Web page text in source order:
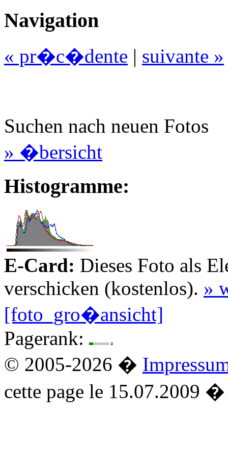
Navigation
« pr�c�dente | suivante »
Suchen nach neuen Fotos
» �bersicht
Histogramme:
E-Card: Dieses Foto als
verschicken (kostenlos). »
[foto_gro�ansicht]
Pagerank:
© 2005-2026 �
cette page le 15.07.2009